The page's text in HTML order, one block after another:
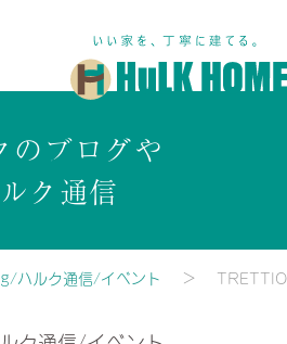
のブログや
ク通信
ハルク通信/イベント